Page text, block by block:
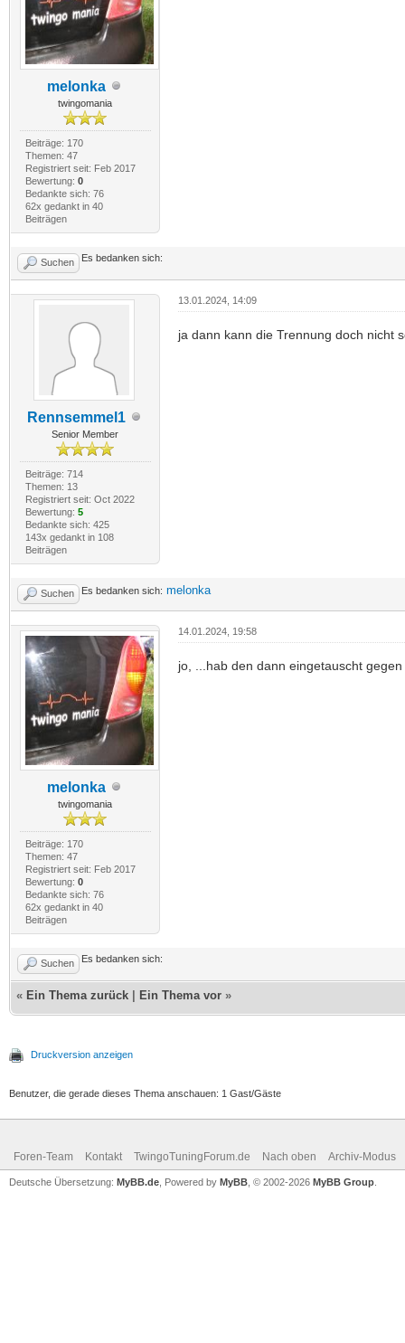
melonka
twingomania
Beiträge: 170
Themen: 47
Registriert seit: Feb 2017
Bewertung: 0
Bedankte sich: 76
62x gedankt in 40
Beiträgen
Suchen Es bedanken sich:
Rennsemmel1
Senior Member
Beiträge: 714
Themen: 13
Registriert seit: Oct 2022
Bewertung: 5
Bedankte sich: 425
143x gedankt in 108
Beiträgen
13.01.2024, 14:09
ja dann kann die Trennung doch nicht
Suchen Es bedanken sich: melonka
melonka
twingomania
Beiträge: 170
Themen: 47
Registriert seit: Feb 2017
Bewertung: 0
Bedankte sich: 76
62x gedankt in 40
Beiträgen
14.01.2024, 19:58
jo, ...hab den dann eingetauscht
Suchen Es bedanken sich:
« Ein Thema zurück Ein Thema vor »
Druckversion anzeigen
Benutzer, die gerade dieses Thema anschauen: 1 Gast/Gäste
Foren-Team Kontakt TwingoTuningForum.de Nach oben Archiv-Modus
Deutsche Übersetzung: MyBB.de , Powered by MyBB , © 2002-2026 MyBB Group